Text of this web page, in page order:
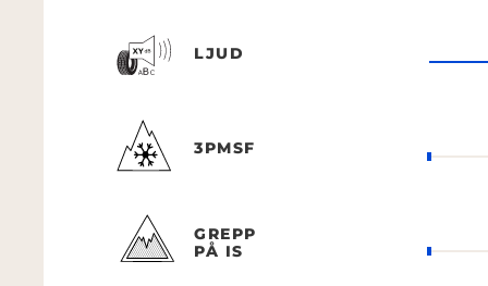
LJUD
3PMSF
GREPP
PÅ IS